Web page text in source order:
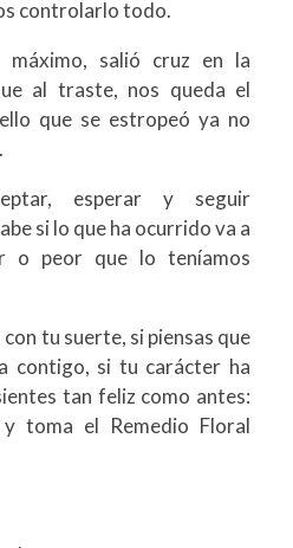
controlarlo todo.
máximo, salió cruz en la
al traste, nos queda el
que se estropeó ya no
esperar y seguir
si lo que ha ocurrido va a
o peor que lo teníamos
tu suerte, si piensas que
contigo, si tu carácter ha
tan feliz como antes:
toma el Remedio Floral